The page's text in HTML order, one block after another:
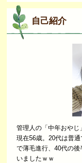
自己紹介
管理人の「中年おやじ
現在56歳。20代は普
で薄毛進行、40代の
いましたｗｗ